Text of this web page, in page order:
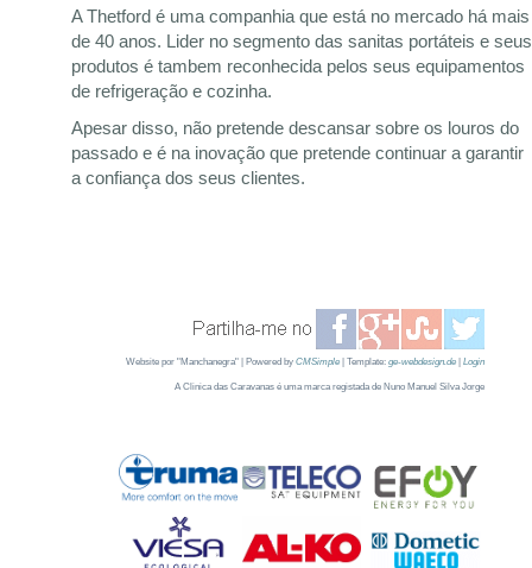
A Thetford é uma companhia que está no mercado há mais
de 40 anos. Lider no segmento das sanitas portáteis e seus
produtos é tambem reconhecida pelos seus equipamentos
de refrigeração e cozinha.
Apesar disso, não pretende descansar sobre os louros do
passado e é na inovação que pretende continuar a garantir
a confiança dos seus clientes.
Website por "Manchanegra" | Powered by CMSimple | Template: ge-webdesign.de Login
A Clinica das Caravanas é uma marca registada de Nuno Manuel Silva Jorge